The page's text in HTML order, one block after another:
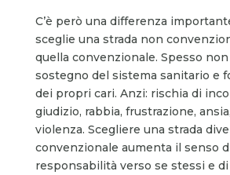
C’è però una differenza
sceglie una strada non
quella convenzionale. Spesso
sostegno del sistema sanitario e
dei propri cari. Anzi: rischia di
giudizio, rabbia, frustrazione,
violenza. Scegliere una strada
convenzionale aumenta il senso
responsabilità verso se stessi e